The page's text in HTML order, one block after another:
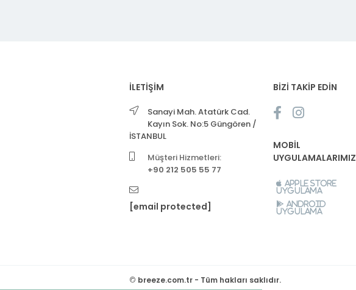
İLETİŞİM
Sanayi Mah. Atatürk Cad.
Kayın Sok. No:5 Güngören /
İSTANBUL
Müşteri Hizmetleri:
+90 212 505 55 77
[email protected]
BİZİ TAKİP EDİN
MOBİL
UYGULAMALARIMIZ
Apple Store
Uygulama
Android
Uygulama
© breeze.com.tr - Tüm hakları saklıdır.